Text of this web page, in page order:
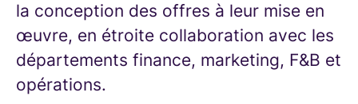
la conception des offres à leur mise en
œuvre, en étroite collaboration avec les
départements finance, marketing, F&B et
opérations.